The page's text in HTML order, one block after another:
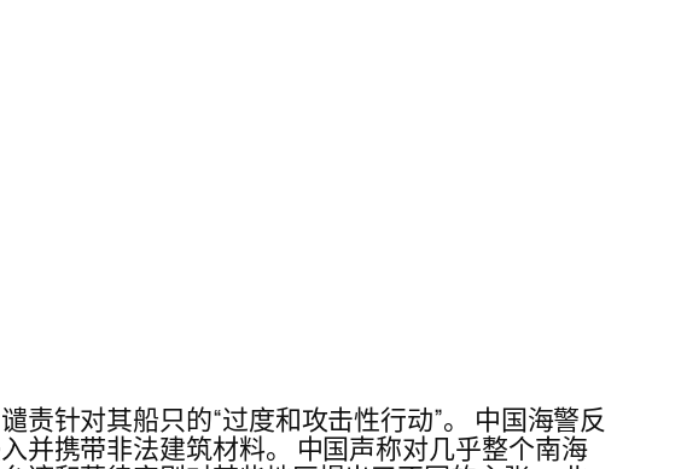
针对其船只的“过度和攻击性行动”。 中国海警反
并携带非法建筑材料。 中国声称对几乎整个南海